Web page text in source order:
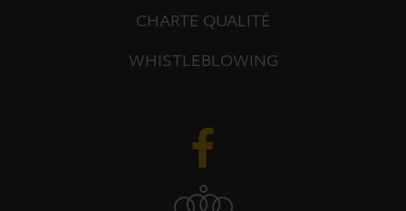
CHARTE QUALITÉ
WHISTLEBLOWING